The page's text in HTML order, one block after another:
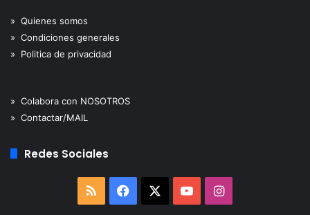
» Quienes somos
» Condiciones generales
» Politica de privacidad
» Colabora con NOSOTROS
» Contactar/MAIL
Redes Sociales
RSS Facebook YouTubeInstagram